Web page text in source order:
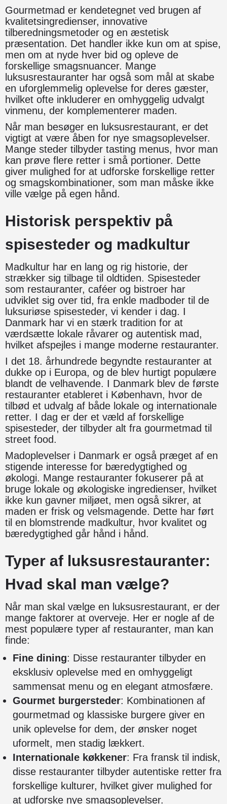
Gourmetmad er kendetegnet ved brugen af
kvalitetsingredienser, innovative
tilberedningsmetoder og en æstetisk
præsentation. Det handler ikke kun om at spise,
men om at nyde hver bid og opleve de
forskellige smagsnuancer. Mange
luksusrestauranter har også som mål at skabe
en uforglemmelig oplevelse for deres gæster,
hvilket ofte inkluderer en omhyggelig udvalgt
vinmenu, der komplementerer maden.
Når man besøger en luksusrestaurant, er det
vigtigt at være åben for nye smagsoplevelser.
Mange steder tilbyder tasting menus, hvor man
kan prøve flere retter i små portioner. Dette
giver mulighed for at udforske forskellige retter
og smagskombinationer, som man måske ikke
ville vælge på egen hånd.
Historisk perspektiv på
spisesteder og madkultur
Madkultur har en lang og rig historie, der
strækker sig tilbage til oldtiden. Spisesteder
som restauranter, caféer og bistroer har
udviklet sig over tid, fra enkle madboder til de
luksuriøse spisesteder, vi kender i dag. I
Danmark har vi en stærk tradition for at
værdsætte lokale råvarer og autentisk mad,
hvilket afspejles i mange moderne restauranter.
I det 18. århundrede begyndte restauranter at
dukke op i Europa, og de blev hurtigt populære
blandt de velhavende. I Danmark blev de første
restauranter etableret i København, hvor de
tilbød et udvalg af både lokale og internationale
retter. I dag er der et væld af forskellige
spisesteder, der tilbyder alt fra gourmetmad til
street food.
Madoplevelser i Danmark er også præget af en
stigende interesse for bæredygtighed og
økologi. Mange restauranter fokuserer på at
bruge lokale og økologiske ingredienser, hvilket
ikke kun gavner miljøet, men også sikrer, at
maden er frisk og velsmagende. Dette har ført
til en blomstrende madkultur, hvor kvalitet og
bæredygtighed går hånd i hånd.
Typer af luksusrestauranter:
Hvad skal man vælge?
Når man skal vælge en luksusrestaurant, er der
mange faktorer at overveje. Her er nogle af de
mest populære typer af restauranter, man kan
finde:
Fine dining: Disse restauranter tilbyder en
eksklusiv oplevelse med en omhyggeligt
sammensat menu og en elegant atmosfære.
Gourmet burgersteder: Kombinationen af
gourmetmad og klassiske burgere giver en
unik oplevelse for dem, der ønsker noget
uformelt, men stadig lækkert.
Internationale køkkener: Fra fransk til indisk,
disse restauranter tilbyder autentiske retter fra
forskellige kulturer, hvilket giver mulighed for
at udforske nye smagsoplevelser.